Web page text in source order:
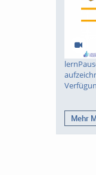
Lösungen für die
Mehr